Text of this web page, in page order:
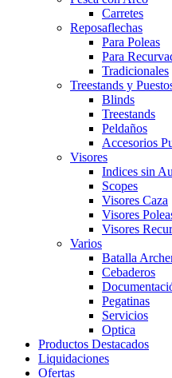
Carretes
Reposaflechas
Para Poleas
Para
Tradicionales
Treestands y
Blinds
Treestands
Peldaños
Accesorios
Visores
Indices sin
Scopes
Visores Caza
Visores
Visores
Varios
Batalla
Cebaderos
Pegatinas
Servicios
Optica
Productos Destacados
Liquidaciones
Ofertas